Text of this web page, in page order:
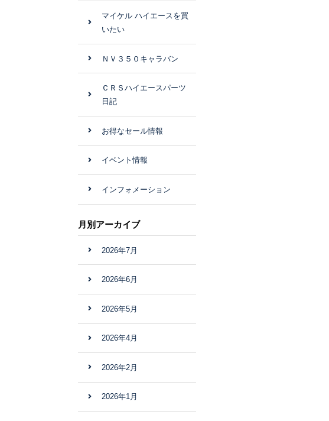
マイケル ハイエースを買
いたい
ＮＶ３５０キャラバン
ＣＲＳハイエースパーツ
日記
お得なセール情報
イベント情報
インフォメーション
月別アーカイブ
2026年7月
2026年6月
2026年5月
2026年4月
2026年2月
2026年1月